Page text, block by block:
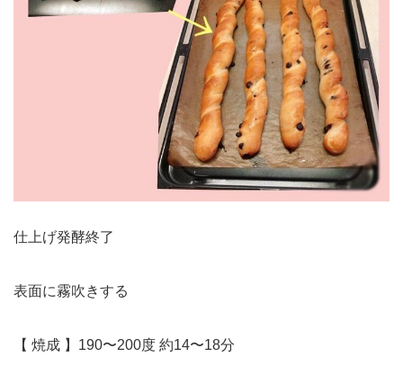
仕上げ発酵終了
表面に霧吹きする
【 焼成 】190〜200度 約14〜18分